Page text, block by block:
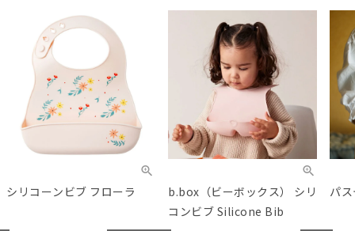
シリコーンビブ フローラ
b.box（ビーボックス） シリ
コンビブ Silicone Bib
パ